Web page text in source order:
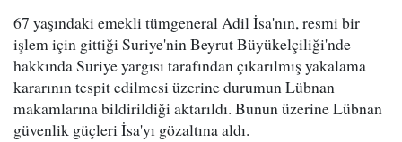
67 yaşındaki emekli tümgeneral Adil İsa'nın, resmi bir
işlem için gittiği Suriye'nin Beyrut Büyükelçiliği'nde
hakkında Suriye yargısı tarafından çıkarılmış yakalama
kararının tespit edilmesi üzerine durumun Lübnan
makamlarına bildirildiği aktarıldı. Bunun üzerine Lübnan
güvenlik güçleri İsa'yı gözaltına aldı.